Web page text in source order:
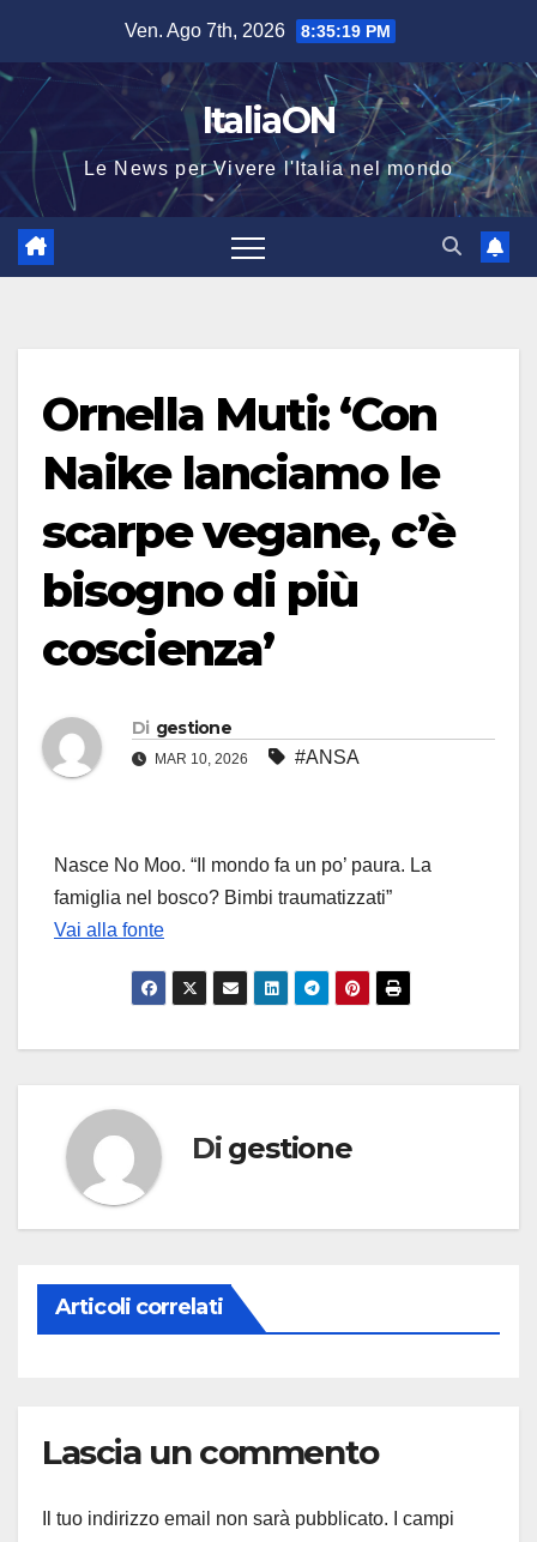
contenuto
Ven. Ago 7th, 2026 8:35:20 PM
ItaliaON
Le News per Vivere l'Italia nel mondo
Ornella Muti: ‘Con
Naike lanciamo le
scarpe vegane, c’è
bisogno di più
coscienza’
Di gestione
MAR 10, 2026 #ANSA
Nasce No Moo. “Il mondo fa un po’ paura. La
famiglia nel bosco? Bimbi traumatizzati”
Vai alla fonte
Di gestione
Articoli correlati
Lascia un commento
Il tuo indirizzo email non sarà pubblicato.
I campi